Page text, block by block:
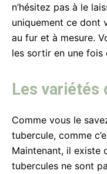
n’hésitez pas à le
uniquement ce dont
au fur et à mesure.
les sortir en une
Les variétés
Comme vous le
tubercule, comme
Maintenant, il existe
tubercules ne sont